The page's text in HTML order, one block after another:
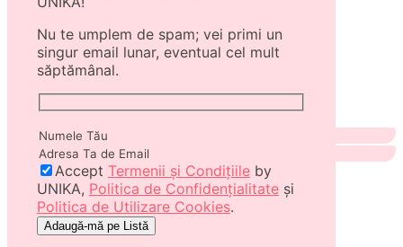
Nu te umplem de spam; vei primi un
singur email lunar, eventual cel mult
săptămânal.
Accept Termenii și Condițiile by
UNIKA, Politica de Confidențialitate și
Politica de Utilizare Cookies.